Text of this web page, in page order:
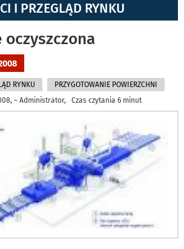
I PRZEGLĄD RYNKU
RYNKU
PRZYGOTOWANIE POWIERZCHNI
~ Administrator, Czas czytania 6 minut